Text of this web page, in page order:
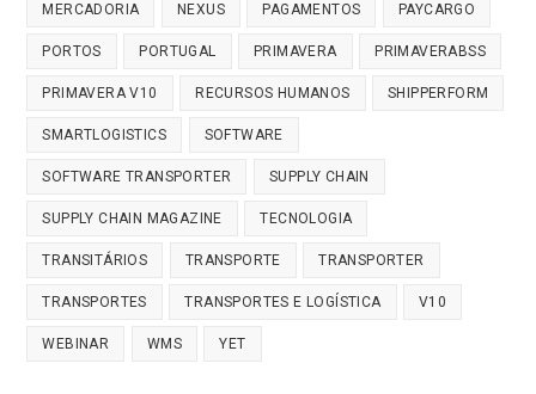
MERCADORIA NEXUS PAGAMENTOS PAYCARGO
PORTOS PORTUGAL PRIMAVERA PRIMAVERABSS
PRIMAVERA V10 RECURSOS HUMANOS SHIPPERFORM
SMARTLOGISTICS SOFTWARE
SOFTWARE TRANSPORTER SUPPLY CHAIN
SUPPLY CHAIN MAGAZINE TECNOLOGIA
TRANSITÁRIOS TRANSPORTE TRANSPORTER
TRANSPORTES TRANSPORTES E LOGÍSTICA V10
WEBINAR WMS YET